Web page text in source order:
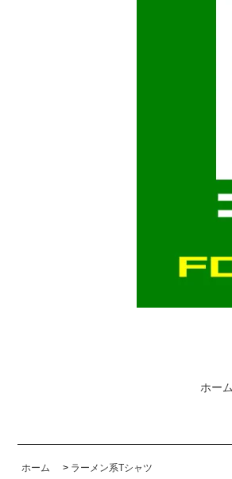
ホーム
ホーム > ラーメン系Tシャツ